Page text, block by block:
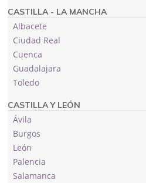
CASTILLA - LA MANCHA
Albacete
Ciudad Real
Cuenca
Guadalajara
Toledo
CASTILLA Y LEÓN
Ávila
Burgos
León
Palencia
Salamanca